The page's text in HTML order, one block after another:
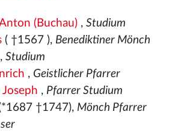
(Buchau), Studium
( †1567 ), Benediktiner Mönch
, Studium
, Geistlicher Pfarrer
Joseph , Pfarrer Studium
†1747), Mönch Pfarrer